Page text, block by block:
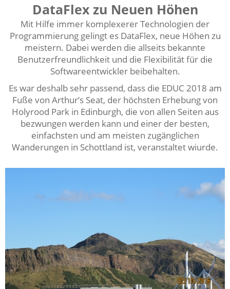
DataFlex zu Neuen Höhen
Mit Hilfe immer komplexerer Technologien der
Programmierung gelingt es DataFlex, neue Höhen zu
meistern. Dabei werden die allseits bekannte
Benutzerfreundlichkeit und die Flexibilität für die
Softwareentwickler beibehalten.
Es war deshalb sehr passend, dass die EDUC 2018 am
Fuße von Arthur’s Seat, der höchsten Erhebung von
Holyrood Park in Edinburgh, die von allen Seiten aus
bezwungen werden kann und einer der besten,
einfachsten und am meisten zugänglichen
Wanderungen in Schottland ist, veranstaltet wiurde.